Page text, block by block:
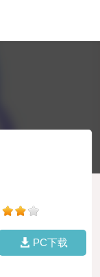
PC下载